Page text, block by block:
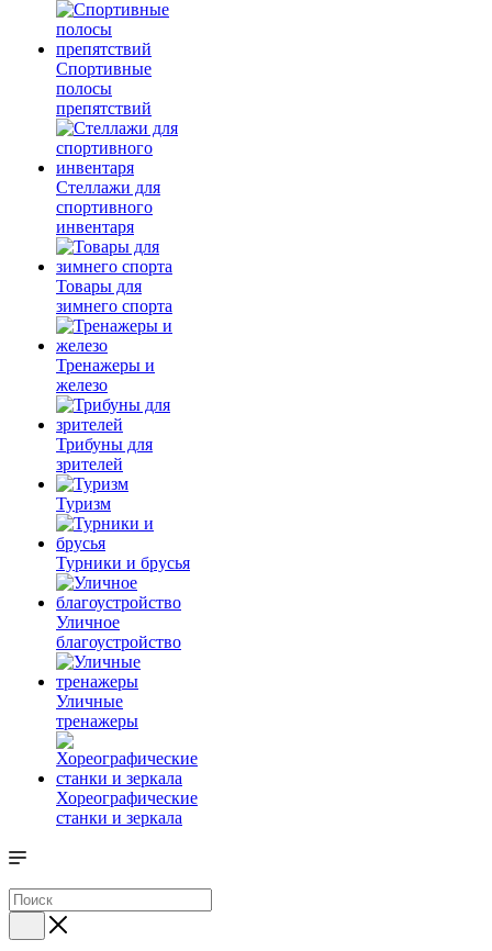
Спортивные
полосы
препятствий
Стеллажи для
спортивного
инвентаря
Товары для
зимнего спорта
Тренажеры и
железо
Трибуны для
зрителей
Туризм
Турники и брусья
Уличное
благоустройство
Уличные
тренажеры
Хореографические
станки и зеркала